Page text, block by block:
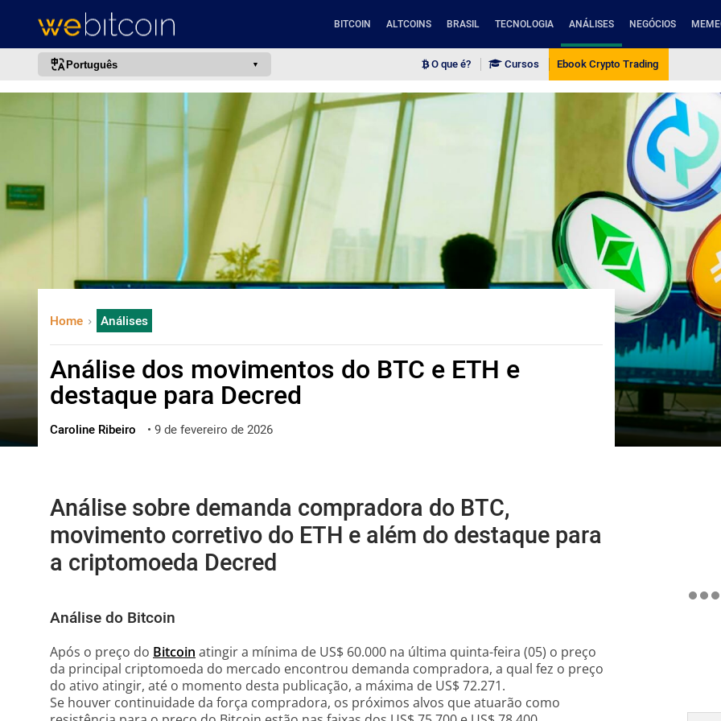
BITCOIN ALTCOINS BRASIL TECNOLOGIA ANÁLISES NEGÓCIOS
Português
english
한국어
العربية
ไทย
ქართული
O que é? Cursos Ebook Crypto Trading
Home Análises
Análise dos movimentos do BTC e ETH e
destaque para Decred
Caroline Ribeiro • 9 de fevereiro de 2026
Análise sobre demanda compradora do BTC,
movimento corretivo do ETH e além do destaque para
a criptomoeda Decred
Análise do Bitcoin
Após o preço do Bitcoin atingir a mínima de US$ 60.000 na última quinta-feira (05) o preço
da principal criptomoeda do mercado encontrou demanda compradora, a qual fez o preço
do ativo atingir, até o momento desta publicação, a máxima de US$ 72.271.
Se houver continuidade da força compradora, os próximos alvos que atuarão como